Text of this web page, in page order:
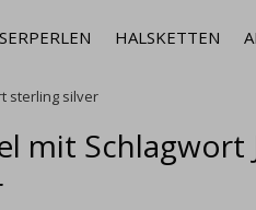
HALSKETTEN
sterling silver
mit Schlagwort